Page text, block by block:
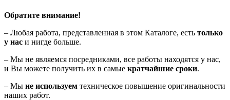
Обратите внимание!
– Любая работа, представленная в этом Каталоге, есть только
у нас и нигде больше.
– Мы не являемся посредниками, все работы находятся у нас,
и Вы можете получить их в самые кратчайшие сроки.
– Мы не используем техническое повышение оригинальности
наших работ.